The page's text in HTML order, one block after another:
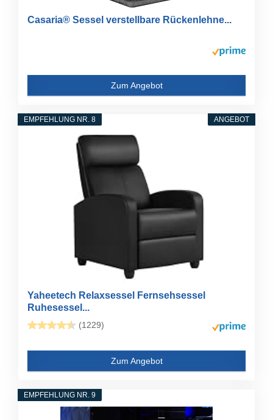
Casaria® Sessel verstellbare Rückenlehne...
Zum Angebot
ANGEBOT
EMPFEHLUNG NR. 8
Yaheetech Relaxsessel Fernsehsessel
Ruhesessel...
(1229)
Zum Angebot
EMPFEHLUNG NR. 9